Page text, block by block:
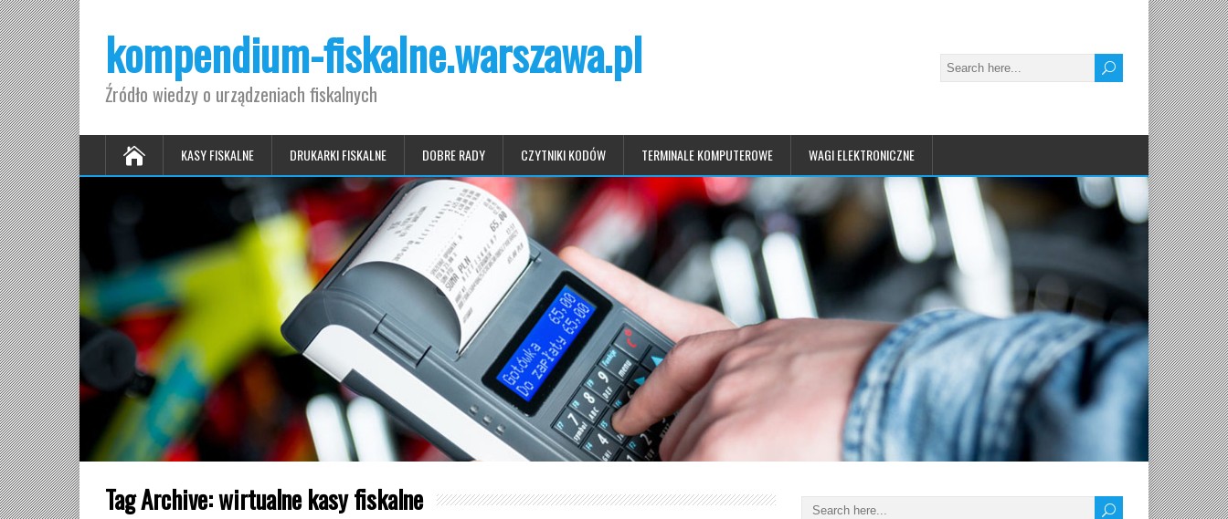
kompendium-fiskalne.warszawa.pl
Źródło wiedzy o urządzeniach fiskalnych
KASY FISKALNE DRUKARKI FISKALNE DOBRE RADY CZYTNIKI KODÓW TERMINALE KOMPUTEROWE WAGI ELEKTRONICZNE
Tag Archive:wirtualne kasy fiskalne